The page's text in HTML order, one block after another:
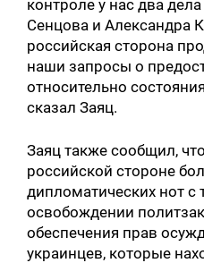
контроле у нас два
Сенцова и Александра
российская сторона
наши запросы о
относительно
сказал Заяц.
Заяц также сообщил,
российской стороне
дипломатических нот с
освобождении
обеспечения прав
украинцев, которые